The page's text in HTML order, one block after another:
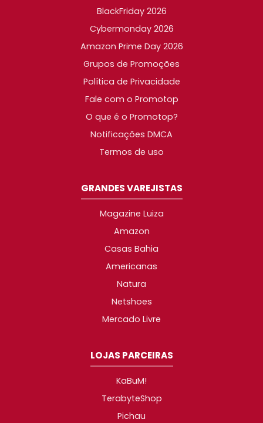
BlackFriday 2026
Cybermonday 2026
Amazon Prime Day 2026
Grupos de Promoções
Política de Privacidade
Fale com o Promotop
O que é o Promotop?
Notificações DMCA
Termos de uso
GRANDES VAREJISTAS
Magazine Luiza
Amazon
Casas Bahia
Americanas
Natura
Netshoes
Mercado Livre
LOJAS PARCEIRAS
KaBuM!
TerabyteShop
Pichau